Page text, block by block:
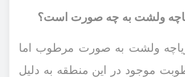
ولشت به چه صورت است؟
ولشت به صورت مرطوب اما
موجود در این منطقه به دلیل